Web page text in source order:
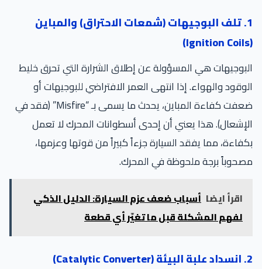
1. تلف البوجيهات (شمعات الاحتراق) والمباين
(Ignition Coils)
البوجيهات هي المسؤولة عن إطلاق الشرارة التي تحرق خليط
الوقود والهواء. إذا انتهى العمر الافتراضي للبوجيهات أو
ضعفت كفاءة المباين، يحدث ما يسمى بـ “Misfire” (فقد في
الإشعال). هذا يعني أن إحدى أسطوانات المحرك لا تعمل
بكفاءة، مما يفقد السيارة جزءاً كبيراً من قوتها وعزمها،
مصحوباً برجة ملحوظة في المحرك.
اقرأ ايضا أسباب ضعف عزم السيارة: الدليل الذكي
لفهم المشكلة قبل ما تغيّر أي قطعة
2. انسداد علبة البيئة (Catalytic Converter)